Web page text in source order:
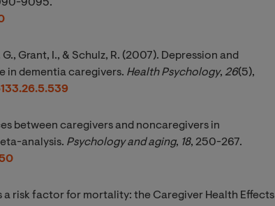
9095.
Grant, I., & Schulz, R. (2007). Depression and
in dementia caregivers. Health Psychology, 26(5),
between caregivers and noncaregivers in
analysis. Psychology and aging, 18, 250-267.
a risk factor for mortality: the Caregiver Health Effects